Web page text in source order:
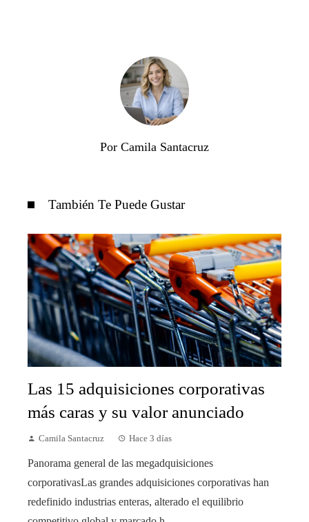
Por Camila Santacruz
También Te Puede Gustar
Las 15 adquisiciones corporativas
más caras y su valor anunciado
Camila Santacruz Hace 3 días
Panorama general de las megadquisiciones
corporativasLas grandes adquisiciones corporativas han
redefinido industrias enteras, alterado el equilibrio